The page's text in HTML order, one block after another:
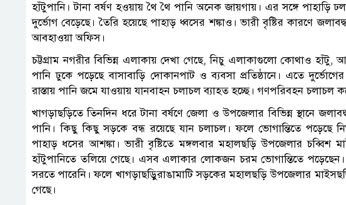
হাঁটুপানি। টানা বর্ষণ হওয়ায় থৈ থৈ পানি অনেক জায়গায়। এর সঙ্গে
দুর্ভোগ বেড়েছে। তৈরি হয়েছে পাহাড় ধ্বসের শঙ্কাও। ভারী বৃষ্টির কারণে
আবহাওয়া অফিস।
চট্টগ্রাম নগরীর বিভিন্ন এলাকায় দেখা গেছে, নিচু এলাকাগুলো কোথাও
পানি ঢুকে পড়েছে বাসাবাড়ি দোকানপাট ও ব্যবসা প্রতিষ্ঠানে। এতে
রাস্তায় পানি জমে যাওয়ায় যানবাহন চলাচল ব্যাহত হচ্ছে। গণপরিবহন চলাচল
খাগড়াছড়িতে তিনদিন ধরে টানা বর্ষণে জেলা ও উপজেলার বিভিন্ন স্থানে
পানি। কিছু কিছু সড়কে বন্ধ রয়েছে যান চলাচল। ফলে ভোগান্তিতে পড়েছে
পাহাড় ধসের আশঙ্কা। ভারী বৃষ্টিতে মঙ্গলবার মহালছড়ি উপজেলার চব্বিশ
হাঁটুপানিতে তলিয়ে গেছে। এসব এলাকার লোকজন চরম ভোগান্তিতে পড়েছেন।
সরতে পারেনি। ফলে খাগড়াছড়িুরাঙামাটি সড়কের মহালছড়ি উপজেলার
গেছে।